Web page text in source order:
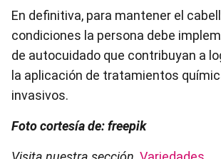
En definitiva, para mantener el
condiciones la persona debe
de autocuidado que contribuyan a
la aplicación de tratamientos
invasivos.
Foto cortesía de: freepik